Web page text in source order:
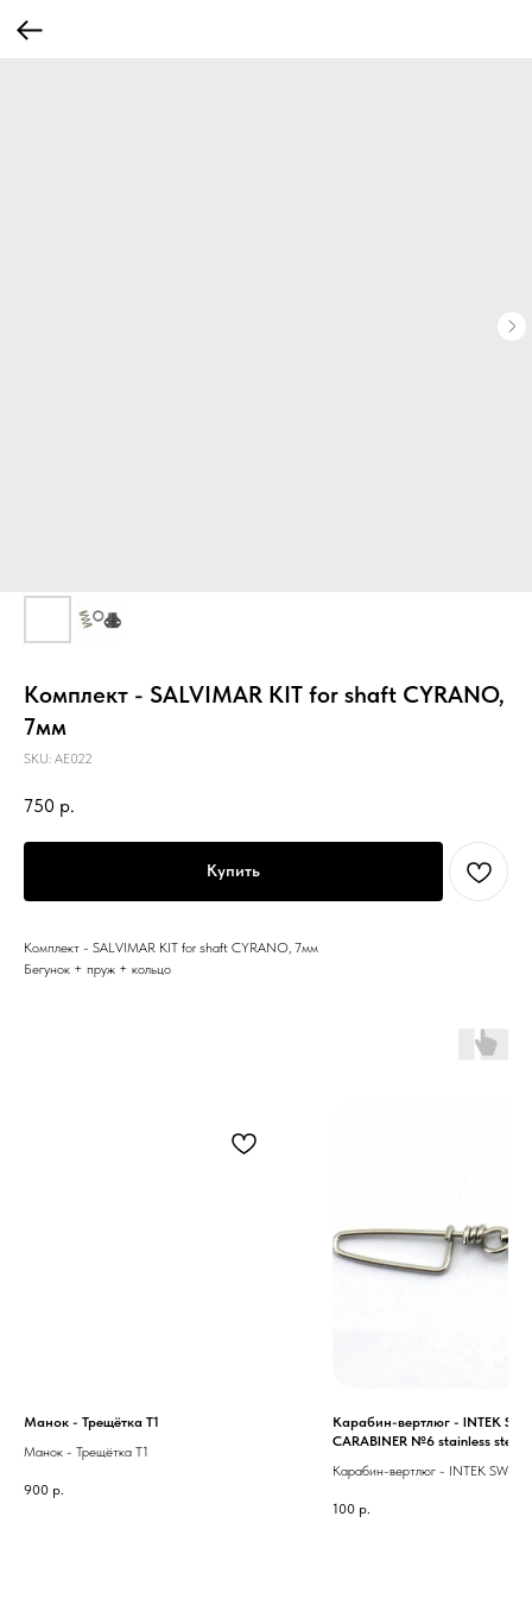
Комплект - SALVIMAR KIT for shaft CYRANO,
7мм
SKU: AE022
750 р.
Купить
Комплект - SALVIMAR KIT for shaft CYRANO, 7мм
Бегунок + пруж + кольцо
Манок - Трещётка T1
Манок - Трещётка T1
900 р.
Карабин-вертлюг - INTEK
CARABINER №6 stainless steel
Карабин-вертлюг - INTEK
100 р.